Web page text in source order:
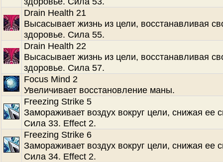
Drain Health 21
Высасывает жизнь из цели, восстанавливая
здоровье. Сила 55.
Drain Health 22
Высасывает жизнь из цели, восстанавливая
здоровье. Сила 57.
Focus Mind 2
Увеличивает восстановление маны.
Freezing Strike 5
Замораживает воздух вокруг цели, снижая ее
Сила 33. Effect 2.
Freezing Strike 6
Замораживает воздух вокруг цели, снижая ее
Сила 34. Effect 2.